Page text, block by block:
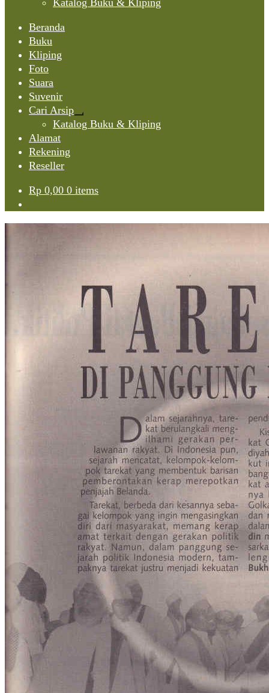
Katalog Buku & Kliping
Beranda
Buku
Kliping
Foto
Suara
Suvenir
Cari Arsip
Expand
child
Katalog Buku & Kliping
Alamat
Rekening
Reseller
Rp 0,00 0 items